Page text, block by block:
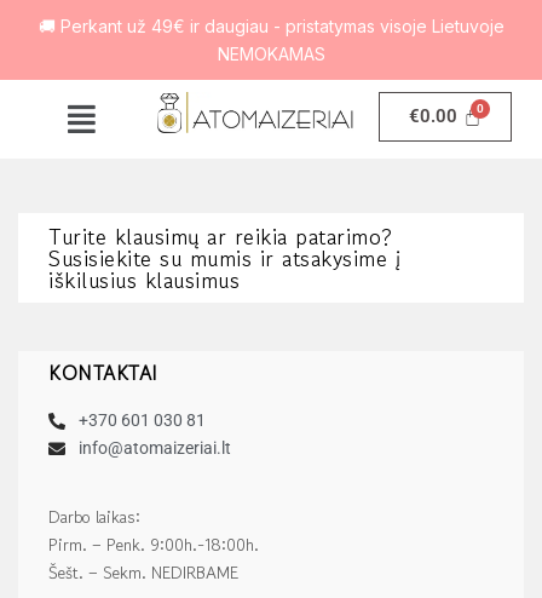
🚚 Perkant už 49€ ir daugiau - pristatymas visoje Lietuvoje
NEMOKAMAS
€0.00
Turite klausimų ar reikia patarimo?
Susisiekite su mumis ir atsakysime į
iškilusius klausimus
KONTAKTAI
+370 601 030 81
info@atomaizeriai.lt
Darbo laikas:
Pirm. – Penk. 9:00h.-18:00h.
Šešt. – Sekm. NEDIRBAME